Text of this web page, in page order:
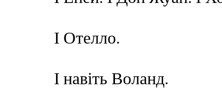
І Отелло.
І навіть Воланд.